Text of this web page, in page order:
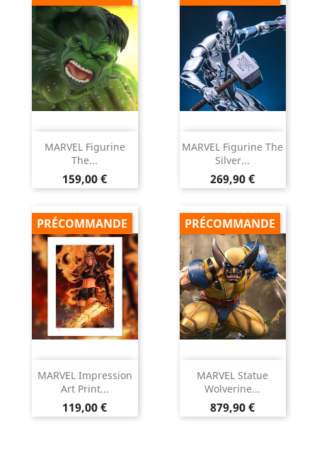
MARVEL Figurine
The...
Prix
159,00 €
MARVEL Figurine The
Silver...
Prix
269,90 €
MARVEL Impression
Art Print...
Prix
119,00 €
PRÉCOMMANDE
MARVEL Statue
Wolverine...
Prix
879,90 €
PRÉCOMMANDE